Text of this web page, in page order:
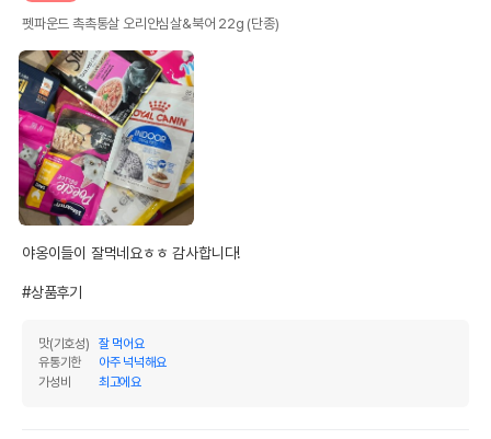
펫파운드 촉촉통살 오리안심살&북어 22g (단종)
야옹이들이 잘먹네요ㅎㅎ 감사합니다!
#상품후기
맛(기호성)
잘 먹어요
유통기한
아주 넉넉해요
가성비
최고에요